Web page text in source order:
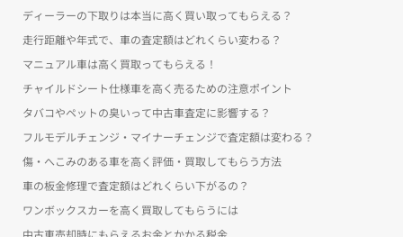
ディーラーの下取りは本当に高く買い取ってもらえる？
走行距離や年式で、車の査定額はどれくらい変わる？
マニュアル車は高く買取ってもらえる！
チャイルドシート仕様車を高く売るための注意ポイント
タバコやペットの臭いって中古車査定に影響する？
フルモデルチェンジ・マイナーチェンジで査定額は変わる？
傷・へこみのある車を高く評価・買取してもらう方法
車の板金修理で査定額はどれくらい下がるの？
ワンボックスカーを高く買取してもらうには